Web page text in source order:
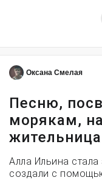
Оксана Смелая
Песню,
морякам,
Алла Ильина
создали с